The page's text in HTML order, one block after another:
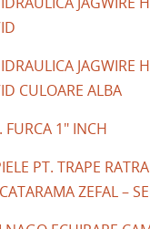
JAGWIRE
CULOARE ALBA
FURCA 1" INCH
PT. TRAPE
ZEFAL –